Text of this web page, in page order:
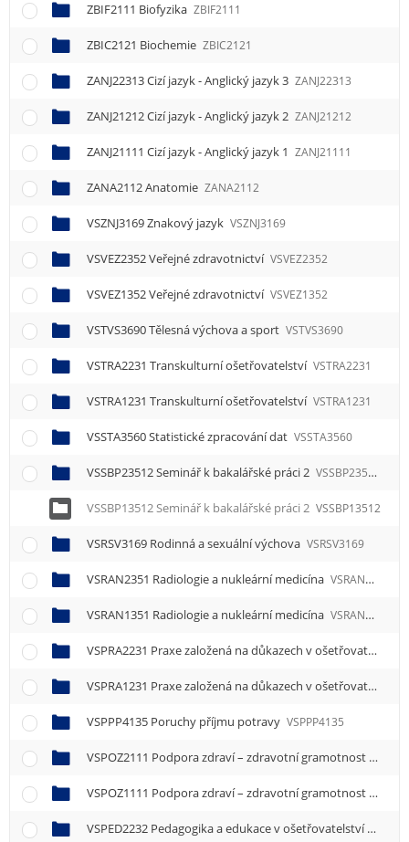
ZBIF2111 Biofyzika ZBIF2111
ZBIC2121 Biochemie ZBIC2121
ZANJ22313 Cizí jazyk - Anglický jazyk 3 ZANJ22313
ZANJ21212 Cizí jazyk - Anglický jazyk 2 ZANJ21212
ZANJ21111 Cizí jazyk - Anglický jazyk 1 ZANJ21111
ZANA2112 Anatomie ZANA2112
VSZNJ3169 Znakový jazyk VSZNJ3169
VSVEZ2352 Veřejné zdravotnictví VSVEZ2352
VSVEZ1352 Veřejné zdravotnictví VSVEZ1352
VSTVS3690 Tělesná výchova a sport VSTVS3690
VSTRA2231 Transkulturní ošetřovatelství VSTRA2231
VSTRA1231 Transkulturní ošetřovatelství VSTRA1231
VSSTA3560 Statistické zpracování dat VSSTA3560
VSSBP23512 Seminář k bakalářské práci 2 VSSBP23512
VSSBP13512 Seminář k bakalářské práci 2 VSSBP13512
VSRSV3169 Rodinná a sexuální výchova VSRSV3169
VSRAN2351 Radiologie a nukleární medicína VSRAN2351
VSRAN1351 Radiologie a nukleární medicína VSRAN1351
VSPRA2231 Praxe založená na důkazech v ošetřovatelství
VSPRA1231 Praxe založená na důkazech v ošetřovatelství
VSPPP4135 Poruchy příjmu potravy VSPPP4135
VSPOZ2111 Podpora zdraví – zdravotní gramotnost
VSPOZ1111 Podpora zdraví – zdravotní gramotnost
VSPED2232 Pedagogika a edukace v ošetřovatelství